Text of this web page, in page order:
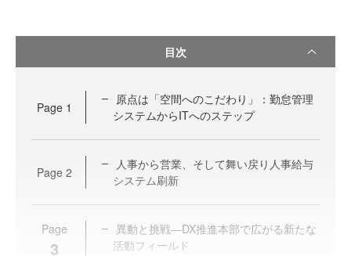
目次
Page 1
原点は「空間へのこだわり」：勤怠管理
システムからITへのステップ
Page 2
人事から営業、そして舞い戻り人事給与
システム刷新
Page
3
異動と挑戦―DX推進本部で広がる新たな
活動フィールド